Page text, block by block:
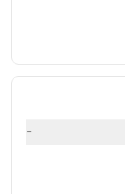
-